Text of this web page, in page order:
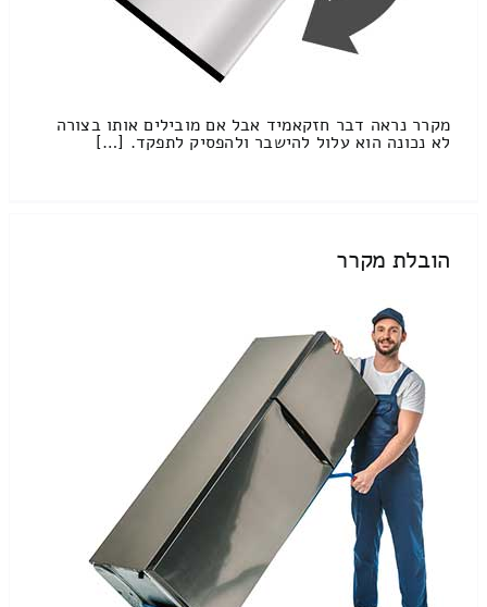
מקרר נראה דבר חזקאמיד אבל אם מובילים אותו בצורה
לא נכונה הוא עלול להישבר ולהפסיק לתפקד. […]
הובלת מקרר